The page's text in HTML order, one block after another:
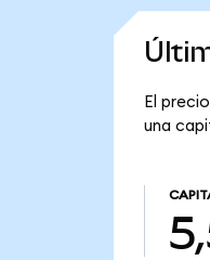
El
una